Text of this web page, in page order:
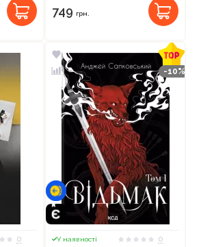
749 грн.
0
-10%
У наявності
0